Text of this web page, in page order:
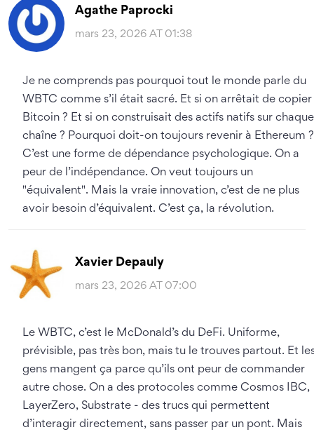
Agathe Paprocki
mars 23, 2026 AT 01:38
Je ne comprends pas pourquoi tout le monde parle du
WBTC comme s’il était sacré. Et si on arrêtait de copier
Bitcoin ? Et si on construisait des actifs natifs sur chaque
chaîne ? Pourquoi doit-on toujours revenir à Ethereum ?
C’est une forme de dépendance psychologique. On a
peur de l’indépendance. On veut toujours un
"équivalent". Mais la vraie innovation, c’est de ne plus
avoir besoin d’équivalent. C’est ça, la révolution.
Xavier Depauly
mars 23, 2026 AT 07:00
Le WBTC, c’est le McDonald’s du DeFi. Uniforme,
prévisible, pas très bon, mais tu le trouves partout. Et
gens mangent ça parce qu’ils ont peur de commander
autre chose. On a des protocoles comme Cosmos IBC,
LayerZero, Substrate - des trucs qui permettent
d’interagir directement, sans passer par un pont. Mais